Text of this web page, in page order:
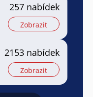
257 nabídek
Zobrazit
2153 nabídek
Zobrazit